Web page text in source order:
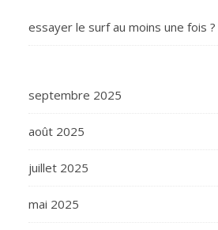
essayer le surf au moins une fois ?
septembre 2025
août 2025
juillet 2025
mai 2025